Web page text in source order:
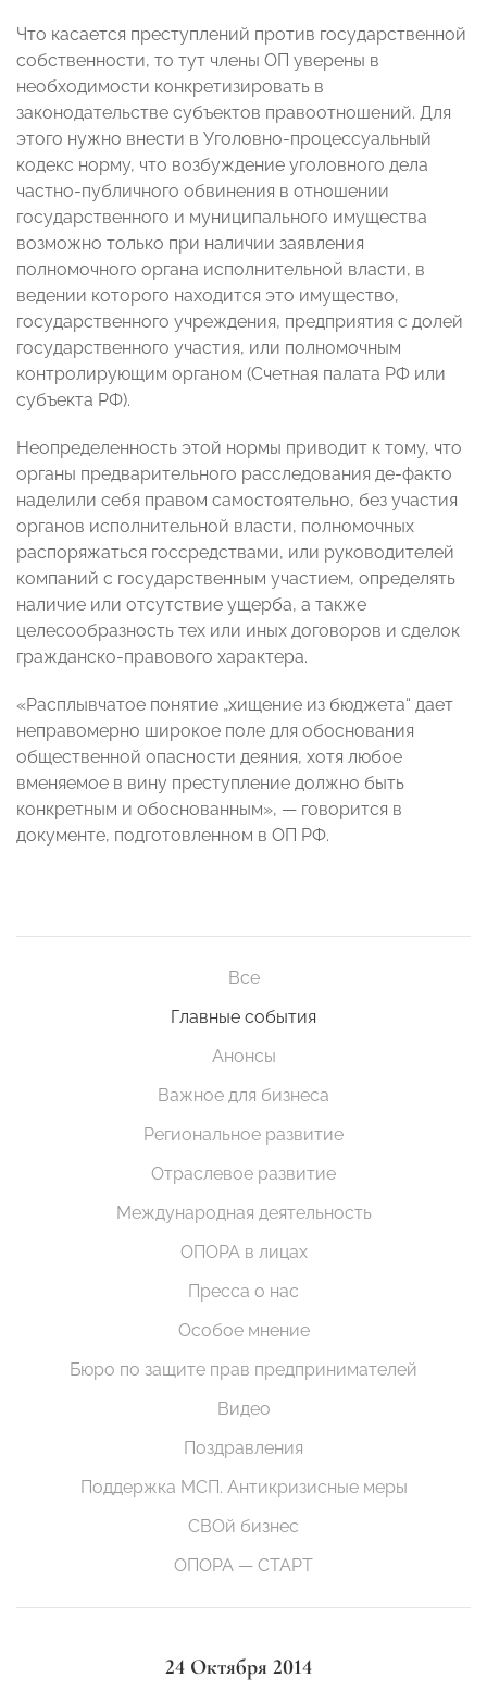
Что касается преступлений против государственной
собственности, то тут члены ОП уверены в
необходимости конкретизировать в
законодательстве субъектов правоотношений. Для
этого нужно внести в Уголовно-процессуальный
кодекс норму, что возбуждение уголовного дела
частно-публичного обвинения в отношении
государственного и муниципального имущества
возможно только при наличии заявления
полномочного органа исполнительной власти, в
ведении которого находится это имущество,
государственного учреждения, предприятия с долей
государственного участия, или полномочным
контролирующим органом (Счетная палата РФ или
субъекта РФ).
Неопределенность этой нормы приводит к тому, что
органы предварительного расследования де-факто
наделили себя правом самостоятельно, без участия
органов исполнительной власти, полномочных
распоряжаться госсредствами, или руководителей
компаний с государственным участием, определять
наличие или отсутствие ущерба, а также
целесообразность тех или иных договоров и сделок
гражданско-правового характера.
«Расплывчатое понятие „хищение из бюджета“ дает
неправомерно широкое поле для обоснования
общественной опасности деяния, хотя любое
вменяемое в вину преступление должно быть
конкретным и обоснованным», — говорится в
документе, подготовленном в ОП РФ.
Все
Главные события
Анонсы
Важное для бизнеса
Региональное развитие
Отраслевое развитие
Международная деятельность
ОПОРА в лицах
Пресса о нас
Особое мнение
Бюро по защите прав предпринимателей
Видео
Поздравления
Поддержка МСП. Антикризисные меры
СВОй бизнес
ОПОРА — СТАРТ
24 Октября 2014